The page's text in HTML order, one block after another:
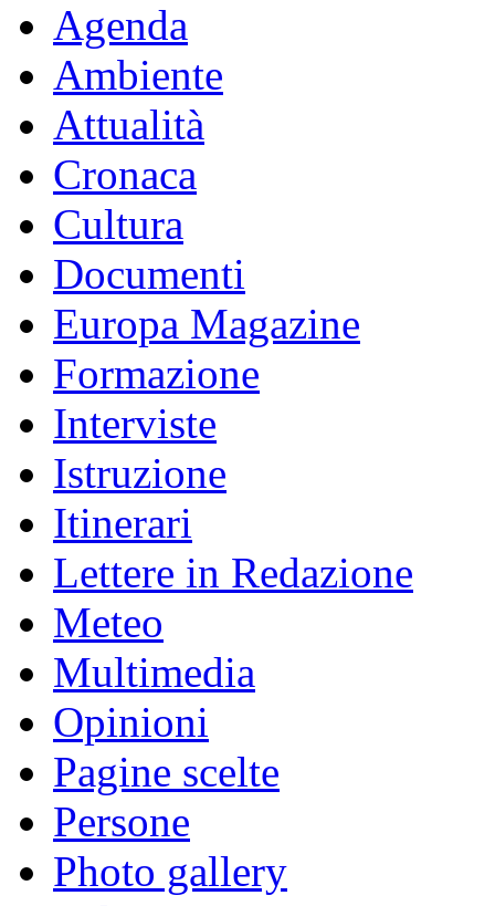
Agenda
Ambiente
Attualità
Cronaca
Cultura
Documenti
Europa Magazine
Formazione
Interviste
Istruzione
Itinerari
Lettere in Redazione
Meteo
Multimedia
Opinioni
Pagine scelte
Persone
Photo gallery